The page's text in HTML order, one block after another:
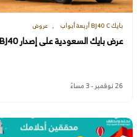
بايك BJ40 C أربعة أبواب عروض
عرض بايك السعودية على إصدار BJ40 لعملاء التمويل
26 نوفمبر - 3 مساءً